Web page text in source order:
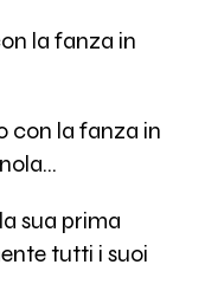
la fanza in
con la fanza in
sua prima
tutti i suoi